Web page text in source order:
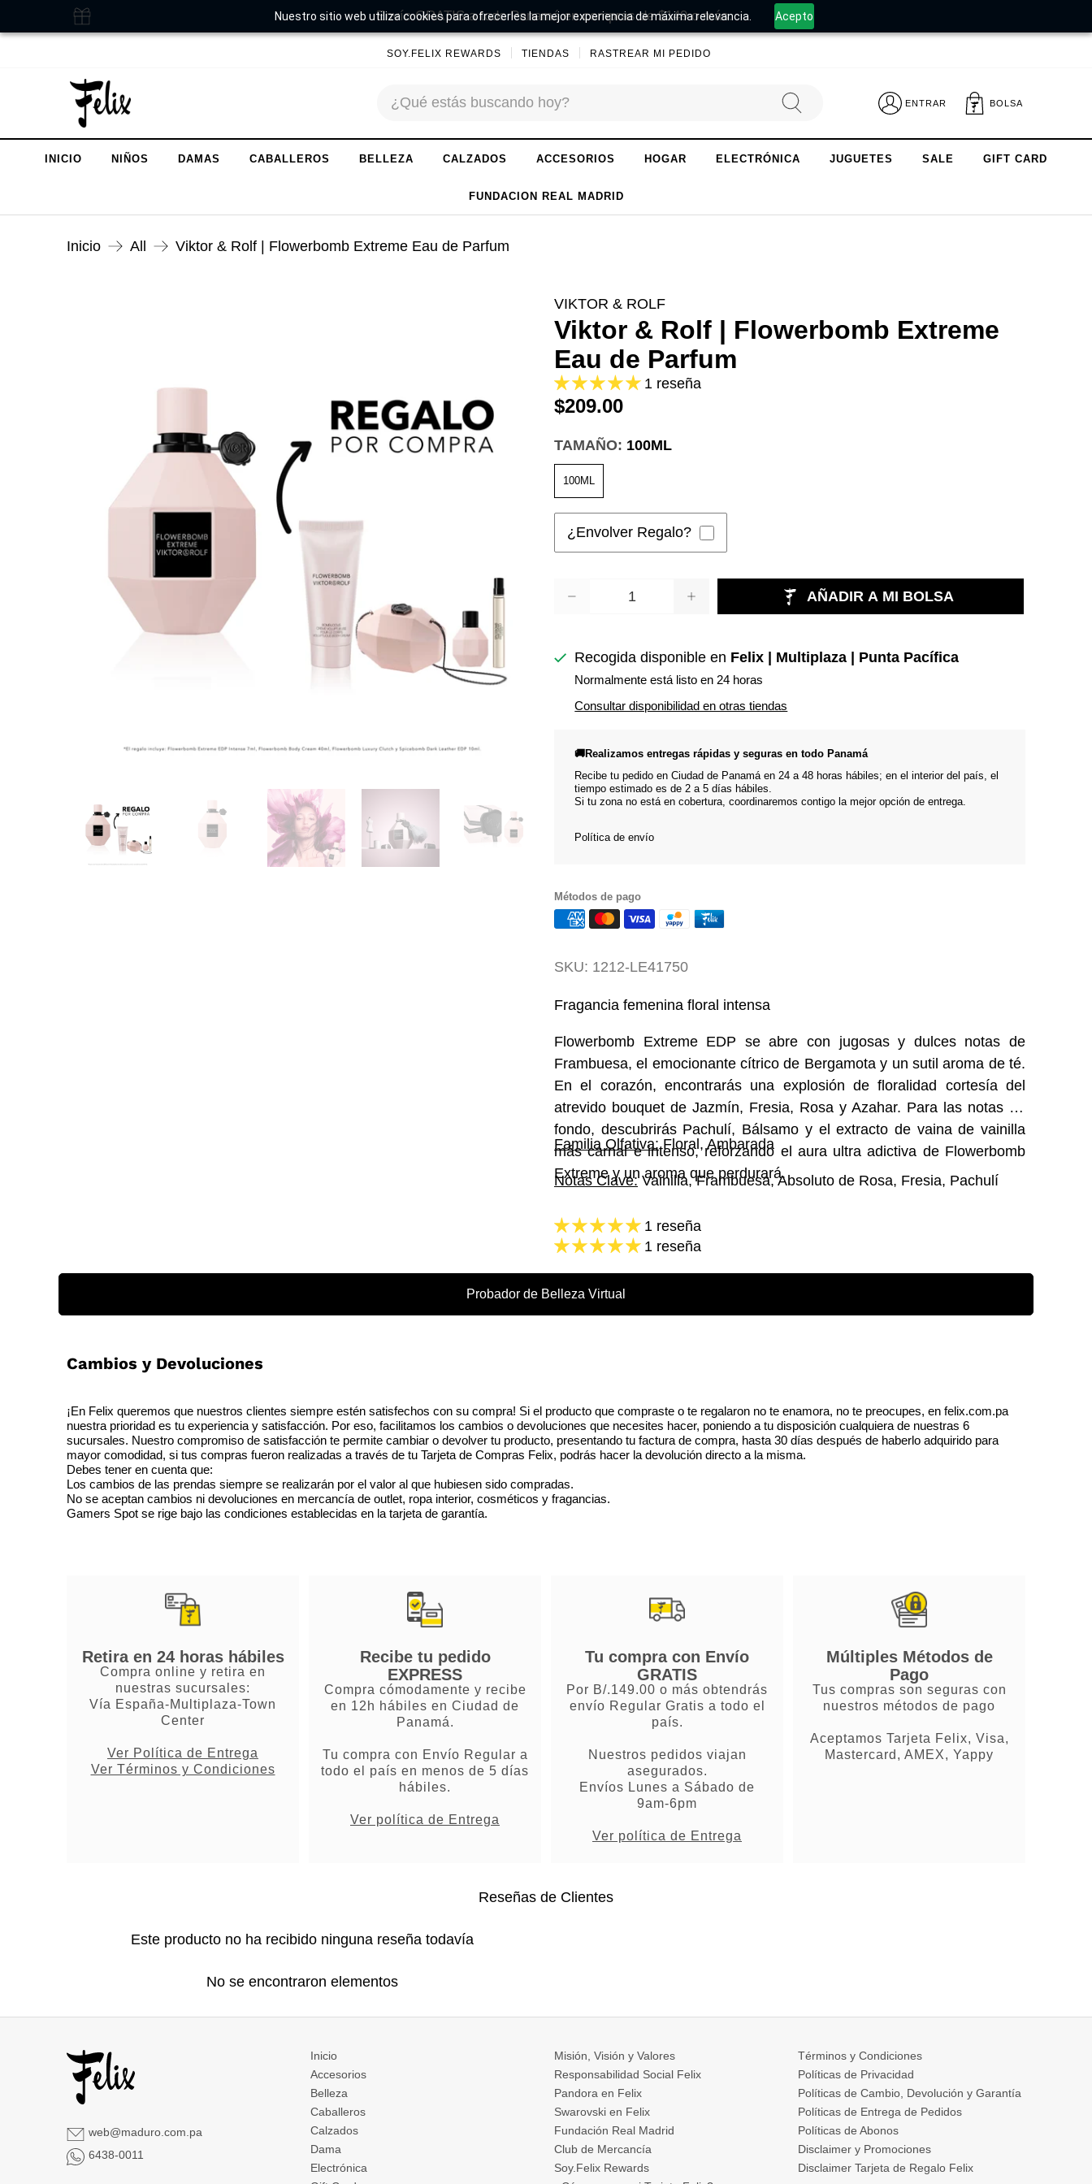
Nuestro sitio web utiliza cookies para ofrecerles la mejor experiencia de máxima relevancia. Acepto
Envío GRATIS a todo Panamá en compras de $149 o más.
SOY.FELIX REWARDS TIENDAS RASTREAR MI PEDIDO
ENTRAR BOLSA
INICIO NIÑOS DAMAS CABALLEROS BELLEZA CALZADOS ACCESORIOS HOGAR ELECTRÓNICA JUGUETES SALE GIFT CARD
FUNDACION REAL MADRID
Inicio All Viktor & Rolf | Flowerbomb Extreme Eau de Parfum
VIKTOR & ROLF
Viktor & Rolf | Flowerbomb Extreme
Eau de Parfum
1 reseña
$209.00
TAMAÑO: 100ML
100ML
¿Envolver Regalo?
AÑADIR A MI BOLSA
Recogida disponible en Felix | Multiplaza | Punta Pacífica
Normalmente está listo en 24 horas
Consultar disponibilidad en otras tiendas
🚚Realizamos entregas rápidas y seguras en todo Panamá
Recibe tu pedido en Ciudad de Panamá en 24 a 48 horas hábiles; en el interior del país, el
tiempo estimado es de 2 a 5 días hábiles.
Si tu zona no está en cobertura, coordinaremos contigo la mejor opción de entrega.
Política de envío
Métodos de pago
SKU: 1212-LE41750
Fragancia femenina floral intensa
Flowerbomb Extreme EDP se abre con jugosas y dulces notas de
Frambuesa, el emocionante cítrico de Bergamota y un sutil aroma de té.
En el corazón, encontrarás una explosión de floralidad cortesía del
atrevido bouquet de Jazmín, Fresia, Rosa y Azahar. Para las notas de
fondo, descubrirás Pachulí, Bálsamo y el extracto de vaina de vainilla
más carnal e intenso, reforzando el aura ultra adictiva de Flowerbomb
Extreme y un aroma que perdurará.
Familia Olfativa:Floral, Ambarada
Notas Clave:Vainilla, Frambuesa, Absoluto de Rosa, Fresia, Pachulí
1 reseña
1 reseña
Probador de Belleza Virtual
Cambios y Devoluciones
¡En Felix queremos que nuestros clientes siempre estén satisfechos con su compra! Si el producto que compraste o te regalaron no te enamora, no te preocupes, en felix.com.pa
nuestra prioridad es tu experiencia y satisfacción. Por eso, facilitamos los cambios o devoluciones que necesites hacer, poniendo a tu disposición cualquiera de nuestras 6
sucursales. Nuestro compromiso de satisfacción te permite cambiar o devolver tu producto, presentando tu factura de compra, hasta 30 días después de haberlo adquirido para
mayor comodidad, si tus compras fueron realizadas a través de tu Tarjeta de Compras Felix, podrás hacer la devolución directo a la misma.
Debes tener en cuenta que:
Los cambios de las prendas siempre se realizarán por el valor al que hubiesen sido compradas.
No se aceptan cambios ni devoluciones en mercancía de outlet, ropa interior, cosméticos y fragancias.
Gamers Spot se rige bajo las condiciones establecidas en la tarjeta de garantía.
Retira en 24 horas hábiles
Compra online y retira en
nuestras sucursales:
Vía España-Multiplaza-Town
Center
Ver Política de Entrega
Ver Términos y Condiciones
Recibe tu pedido
EXPRESS
Compra cómodamente y recibe
en 12h hábiles en Ciudad de
Panamá.
Tu compra con Envío Regular a
todo el país en menos de 5 días
hábiles.
Ver política de Entrega
Tu compra con Envío
GRATIS
Por B/.149.00 o más obtendrás
envío Regular Gratis a todo el
país.
Nuestros pedidos viajan
asegurados.
Envíos Lunes a Sábado de
9am-6pm
Ver política de Entrega
Múltiples Métodos de
Pago
Tus compras son seguras con
nuestros métodos de pago
Aceptamos Tarjeta Felix, Visa,
Mastercard, AMEX, Yappy
Reseñas de Clientes
Este producto no ha recibido ninguna reseña todavía
No se encontraron elementos
web@maduro.com.pa
6438-0011
Inicio
Accesorios
Belleza
Caballeros
Calzados
Dama
Electrónica
Misión, Visión y Valores
Responsabilidad Social Felix
Pandora en Felix
Swarovski en Felix
Fundación Real Madrid
Club de Mercancía
Soy.Felix Rewards
Términos y Condiciones
Políticas de Privacidad
Políticas de Cambio, Devolución y Garantía
Políticas de Entrega de Pedidos
Políticas de Abonos
Disclaimer y Promociones
Disclaimer Tarjeta de Regalo Felix